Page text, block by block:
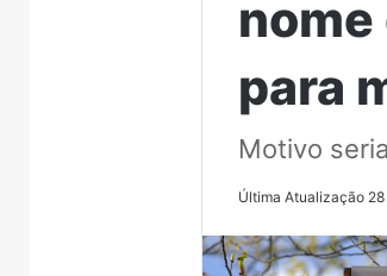
para
Motivo
Última Atualização